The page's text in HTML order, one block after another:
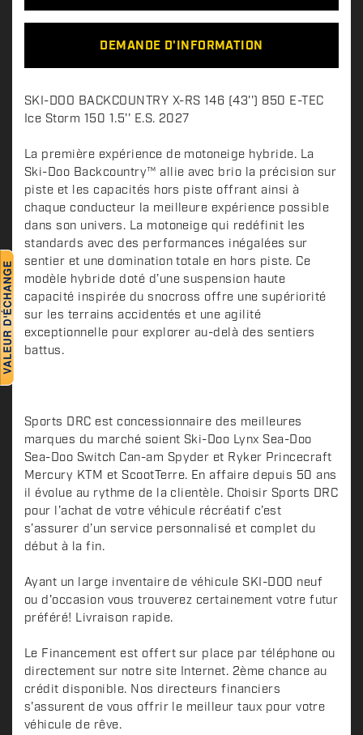
DEMANDE D'INFORMATION
D
e
c
r
i
p
t
i
o
n
SKI-DOO BACKCOUNTRY X-RS 146 (43'') 850 E-TEC
Ice Storm 150 1.5'' E.S. 2027
La première expérience de motoneige hybride. La
Ski-Doo Backcountry™ allie avec brio la précision sur
piste et les capacités hors piste offrant ainsi à
chaque conducteur la meilleure expérience possible
dans son univers. La motoneige qui redéfinit les
standards avec des performances inégalées sur
sentier et une domination totale en hors piste. Ce
modèle hybride doté d’une suspension haute
capacité inspirée du snocross offre une supériorité
sur les terrains accidentés et une agilité
exceptionnelle pour explorer au-delà des sentiers
battus.
Sports DRC est concessionnaire des meilleures
marques du marché soient Ski-Doo Lynx Sea-Doo
Sea-Doo Switch Can-am Spyder et Ryker Princecraft
Mercury KTM et ScootTerre. En affaire depuis 50 ans
il évolue au rythme de la clientèle. Choisir Sports DRC
pour l’achat de votre véhicule récréatif c’est
s’assurer d’un service personnalisé et complet du
début à la fin.
Ayant un large inventaire de véhicule SKI-DOO neuf
ou d'occasion vous trouverez certainement votre futur
préféré! Livraison rapide.
Le Financement est offert sur place par téléphone ou
directement sur notre site Internet. 2ème chance au
crédit disponible. Nos directeurs financiers
s'assurent de vous offrir le meilleur taux pour votre
véhicule de rêve.